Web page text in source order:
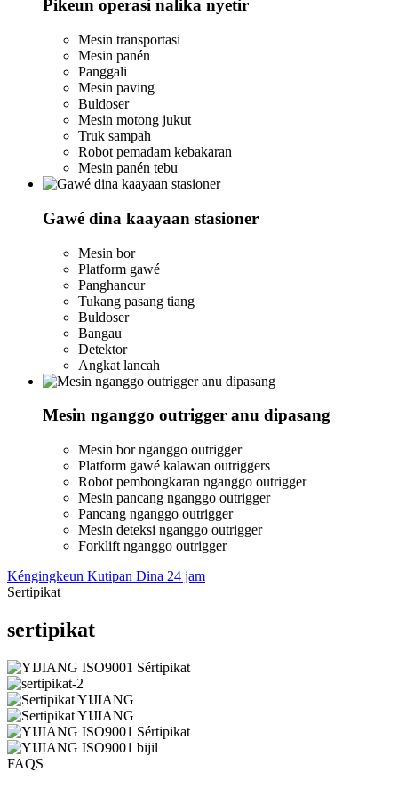
Pikeun operasi nalika nyetir
Mesin transportasi
Mesin panén
Panggali
Mesin paving
Buldoser
Mesin motong jukut
Truk sampah
Robot pemadam kebakaran
Mesin panén tebu
Gawé dina kaayaan stasioner
Mesin bor
Platform gawé
Panghancur
Tukang pasang tiang
Buldoser
Bangau
Detektor
Angkat lancah
Mesin nganggo outrigger anu dipasang
Mesin bor nganggo outrigger
Platform gawé kalawan outriggers
Robot pembongkaran nganggo outrigger
Mesin pancang nganggo outrigger
Pancang nganggo outrigger
Mesin deteksi nganggo outrigger
Forklift nganggo outrigger
Kéngingkeun Kutipan Dina 24 jam
Sertipikat
sertipikat
FAQS